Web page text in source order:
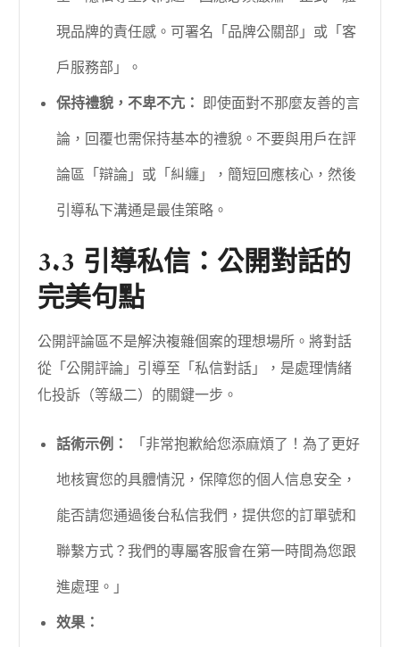
現品牌的責任感。可署名「品牌公關部」或「客
戶服務部」。
保持禮貌，不卑不亢： 即使面對不那麼友善的言
論，回覆也需保持基本的禮貌。不要與用戶在評
論區「辯論」或「糾纏」，簡短回應核心，然後
引導私下溝通是最佳策略。
3.3 引導私信：公開對話的
完美句點
公開評論區不是解決複雜個案的理想場所。將對話
從「公開評論」引導至「私信對話」，是處理情緒
化投訴（等級二）的關鍵一步。
話術示例：
「非常抱歉給您添麻煩了！為了更好
地核實您的具體情況，保障您的個人信息安全，
能否請您通過後台私信我們，提供您的訂單號和
聯繫方式？我們的專屬客服會在第一時間為您跟
進處理。」
效果：